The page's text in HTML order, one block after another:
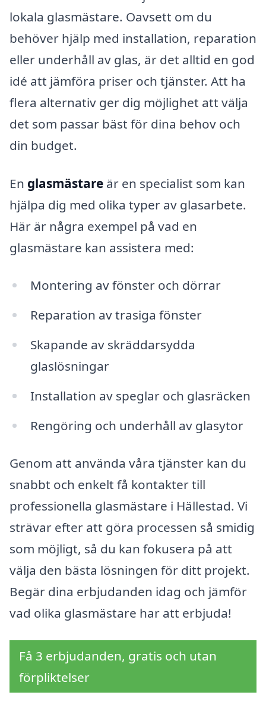
lokala glasmästare. Oavsett om du
behöver hjälp med installation, reparation
eller underhåll av glas, är det alltid en god
idé att jämföra priser och tjänster. Att ha
flera alternativ ger dig möjlighet att välja
det som passar bäst för dina behov och
din budget.
En glasmästare är en specialist som kan
hjälpa dig med olika typer av glasarbete.
Här är några exempel på vad en
glasmästare kan assistera med:
Montering av fönster och dörrar
Reparation av trasiga fönster
Skapande av skräddarsydda
glaslösningar
Installation av speglar och glasräcken
Rengöring och underhåll av glasytor
Genom att använda våra tjänster kan du
snabbt och enkelt få kontakter till
professionella glasmästare i Hällestad. Vi
strävar efter att göra processen så smidig
som möjligt, så du kan fokusera på att
välja den bästa lösningen för ditt projekt.
Begär dina erbjudanden idag och jämför
vad olika glasmästare har att erbjuda!
Få 3 erbjudanden, gratis och utan
förpliktelser